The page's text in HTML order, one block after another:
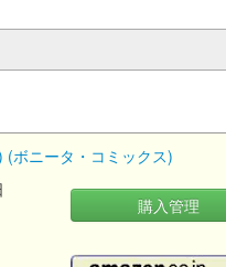
ボニータ・コミックス)
購入管理